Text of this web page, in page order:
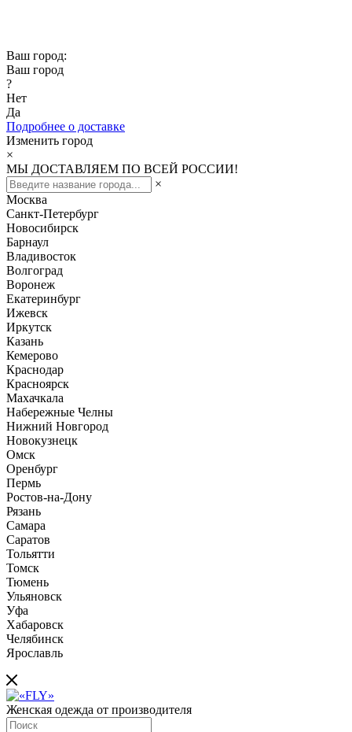
Ваш город:
Ваш город
?
Нет
Да
Подробнее о доставке
Изменить город
×
МЫ ДОСТАВЛЯЕМ ПО ВСЕЙ РОССИИ!
×
Москва
Санкт-Петербург
Новосибирск
Барнаул
Владивосток
Волгоград
Воронеж
Екатеринбург
Ижевск
Иркутск
Казань
Кемерово
Краснодар
Красноярск
Махачкала
Набережные Челны
Нижний Новгород
Новокузнецк
Омск
Оренбург
Пермь
Ростов-на-Дону
Рязань
Самара
Саратов
Тольятти
Томск
Тюмень
Ульяновск
Уфа
Хабаровск
Челябинск
Ярославль
Женская одежда от производителя